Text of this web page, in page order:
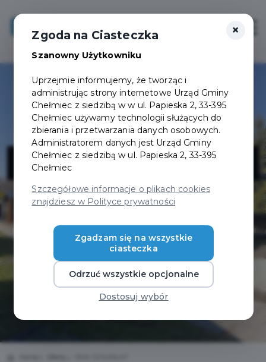
DMA SZKARŁAT
×
Zgoda na Ciasteczka
Szanowny Użytkowniku
Uprzejmie informujemy, że tworząc i
administrując strony internetowe Urząd Gminy
Chełmiec z siedzibą w w ul. Papieska 2, 33-395
Chełmiec używamy technologii służących do
zbierania i przetwarzania danych osobowych.
Administratorem danych jest Urząd Gminy
Chełmiec z siedzibą w ul. Papieska 2, 33-395
Chełmiec
Szczegółowe informacje o plikach cookies
znajdziesz w Polityce prywatności
Zgadzam się na wszystkie
ciasteczka
Odrzuć wszystkie opcjonalne
Dostosuj wybór